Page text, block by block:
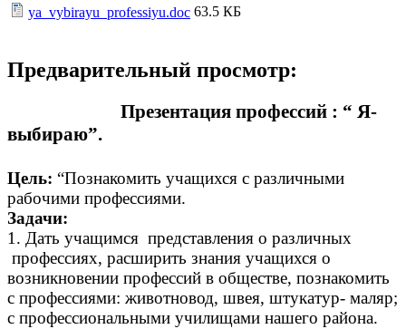
ya_vybirayu_professiyu.doc 63.5 КБ
Предварительный просмотр:
Презентация профессий : “ Я-
выбираю”.
Цель: “Познакомить учащихся с различными
рабочими профессиями.
Задачи:
1. Дать учащимся представления о различных
профессиях, расширить знания учащихся о
возникновении профессий в обществе, познакомить
с профессиями: животновод, швея, штукатур- маляр;
с профессиональными училищами нашего района.